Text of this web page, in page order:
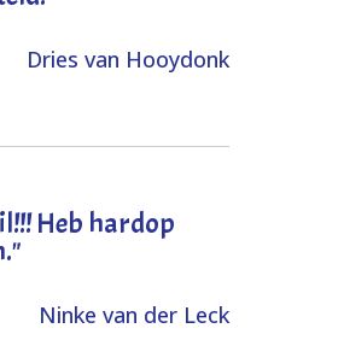
Dries van Hooydonk
Heb hardop
Ninke van der Leck